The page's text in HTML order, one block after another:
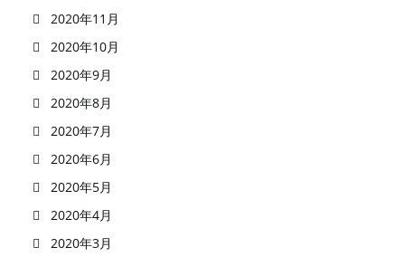
2020年11月
2020年10月
2020年9月
2020年8月
2020年7月
2020年6月
2020年5月
2020年4月
2020年3月